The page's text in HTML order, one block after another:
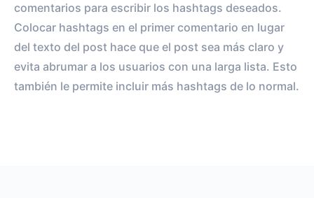
comentarios para escribir los hashtags deseados.
Colocar hashtags en el primer comentario en lugar
del texto del post hace que el post sea más claro y
evita abrumar a los usuarios con una larga lista. Esto
también le permite incluir más hashtags de lo normal.